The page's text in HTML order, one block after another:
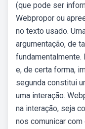
(que pode ser
Webpropor ou
no texto usado.
argumentação, de
fundamentalmente.
e, de certa forma,
segunda constitui
uma interação.
na interação, seja
nos comunicar